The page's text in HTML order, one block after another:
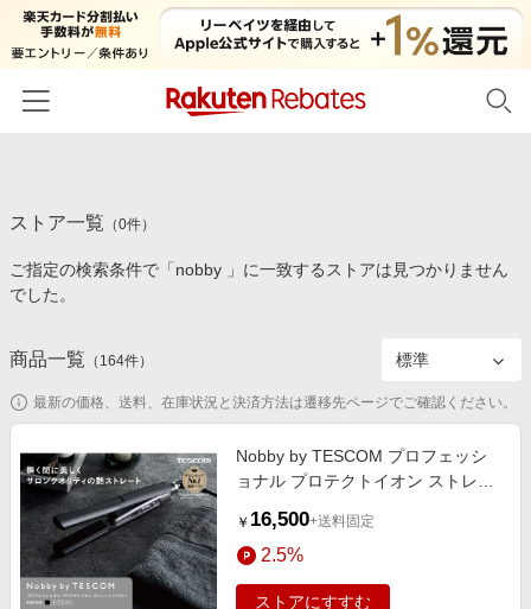
カテゴリー一覧
百貨店・総合ECモール
食品・スイーツ・お酒
コスメ・健康・医薬品
キッズ・ベビー用品
家電・PC・スマホ・カメラ
エンタメ
スポーツ・アウトドア・ゴルフ
イベント一覧
初回購入者限定特典
対象ストア新規限定特典
電子書籍特集
楽天ペイ導入ストア
楽天サービス特集
旅行特集
ストア一覧 （0件）
ご指定の検索条件で「nobby 」に一致するストアは見つかりません
でした。
商品一覧 （ 164件）
最新の価格、送料、在庫状況と決済方法は遷移先ページでご確認ください。
Nobby by TESCOM プロフェッシ
ョナル プロテクトイオン ストレー
￥ 16,500+送料固定
2.5%
ストアにすすむ